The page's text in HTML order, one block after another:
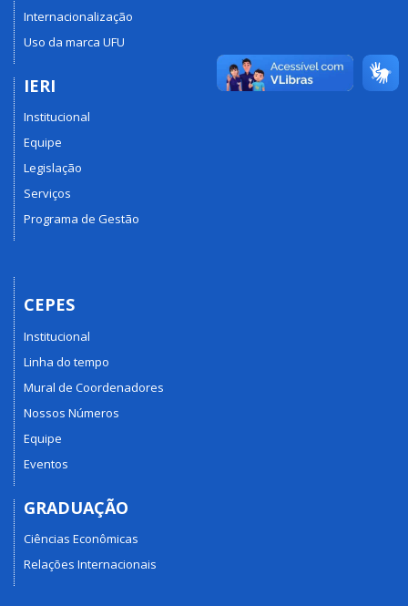
Internacionalização
Uso da marca UFU
IERI
Institucional
Equipe
Legislação
Serviços
Programa de Gestão
CEPES
Institucional
Linha do tempo
Mural de Coordenadores
Nossos Números
Equipe
Eventos
GRADUAÇÃO
Ciências Econômicas
Relações Internacionais